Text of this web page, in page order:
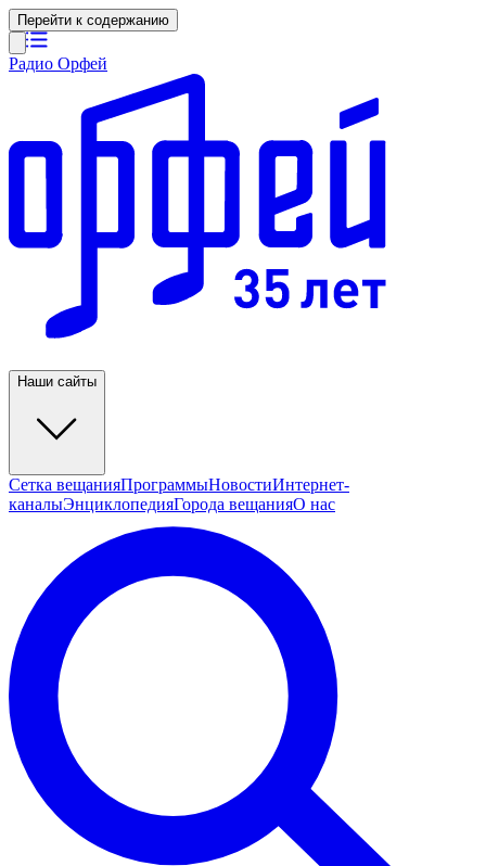
Перейти к содержанию
Радио Орфей
Наши сайты
Сетка вещанияПрограммыНовостиИнтернет-
каналыЭнциклопедияГорода вещанияО нас